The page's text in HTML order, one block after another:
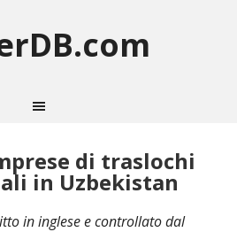
di traslochi
in Uzbekistan
in inglese e controllato dal